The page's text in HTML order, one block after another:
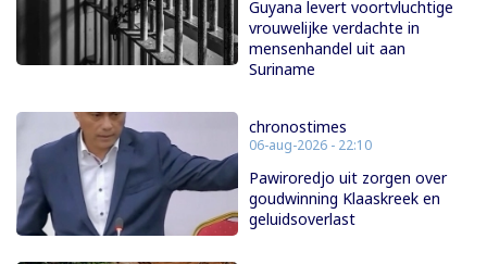
Guyana levert voortvluchtige
vrouwelijke verdachte in
mensenhandel uit aan
Suriname
chronostimes
06-aug-2026 - 22:10
Pawiroredjo uit zorgen over
goudwinning Klaaskreek en
geluidsoverlast